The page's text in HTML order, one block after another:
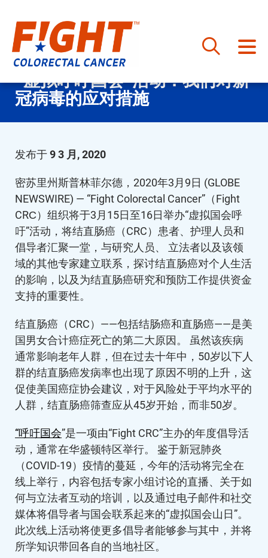
至 “虚拟呼吁国会”活动：我们对新
冠病毒的应对措施
发布于9 3 月, 2020
密苏里州斯普林菲尔德，2020年3月9日 (GLOBE
NEWSWIRE) — “Fight Colorectal Cancer”（Fight
CRC）组织将于3月15日至16日举办“虚拟国会呼
吁”活动，将结直肠癌（CRC）患者、护理人员和
倡导者汇聚一堂，与研究人员、 立法者以及该领
域的其他专家建立联系，探讨结直肠癌对个人生活
的影响，以及为结直肠癌研究和预防工作提供资金
支持的重要性。
结直肠癌（CRC）——包括结肠癌和直肠癌——是美
国男女合计癌症死亡的第二大原因。 虽然该疾病
通常影响老年人群，但在过去十年中，50岁以下人
群的结直肠癌发病率也出现了原因不明的上升，这
促使美国癌症协会建议，对于风险处于平均水平的
人群，结直肠癌筛查应从45岁开始，而非50岁。
“呼吁国会”是一项由“Fight CRC”主办的年度倡导活
动，通常在华盛顿特区举行。 鉴于新冠肺炎
（COVID-19）疫情的蔓延，今年的活动将完全在
线上举行，内容包括专家小组讨论的直播、关于如
何与立法者互动的培训，以及通过电子邮件和社交
媒体将倡导者与国会联系起来的“虚拟国会山日”。
此次线上活动将使更多倡导者能够参与其中，并将
所学知识带回各自的当地社区。